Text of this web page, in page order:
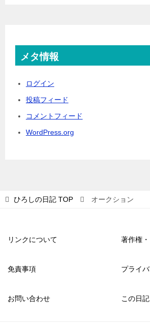
メタ情報
ログイン
投稿フィード
コメントフィード
WordPress.org
ひろしの日記 TOP オークション
リンクについて 著作権
免責事項 プライ
お問い合わせ この日